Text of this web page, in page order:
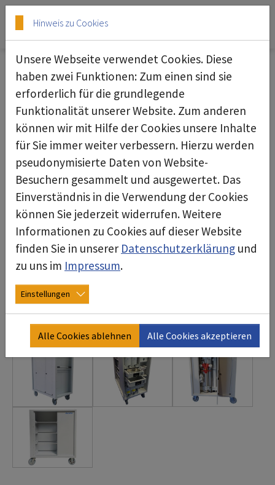
Skip to main content
Skip to page footer
Hygiene-Rollwagen
Hinweis zu Cookies
Unsere Webseite verwendet Cookies. Diese
haben zwei Funktionen: Zum einen sind sie
erforderlich für die grundlegende
Funktionalität unserer Website. Zum anderen
können wir mit Hilfe der Cookies unsere Inhalte
für Sie immer weiter verbessern. Hierzu werden
pseudonymisierte Daten von Website-
Besuchern gesammelt und ausgewertet. Das
Einverständnis in die Verwendung der Cookies
können Sie jederzeit widerrufen. Weitere
Informationen zu Cookies auf dieser Website
finden Sie in unserer Datenschutzerklärung und
zu uns im Impressum.
Einstellungen
Alle Cookies ablehnen Alle Cookies akzeptieren